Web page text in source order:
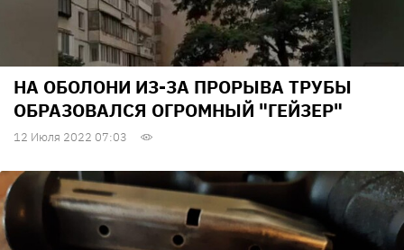
НА ОБОЛОНИ ИЗ-ЗА ПРОРЫВА ТРУБЫ
ОБРАЗОВАЛСЯ ОГРОМНЫЙ "ГЕЙЗЕР"
12 Июля 2022 07:03